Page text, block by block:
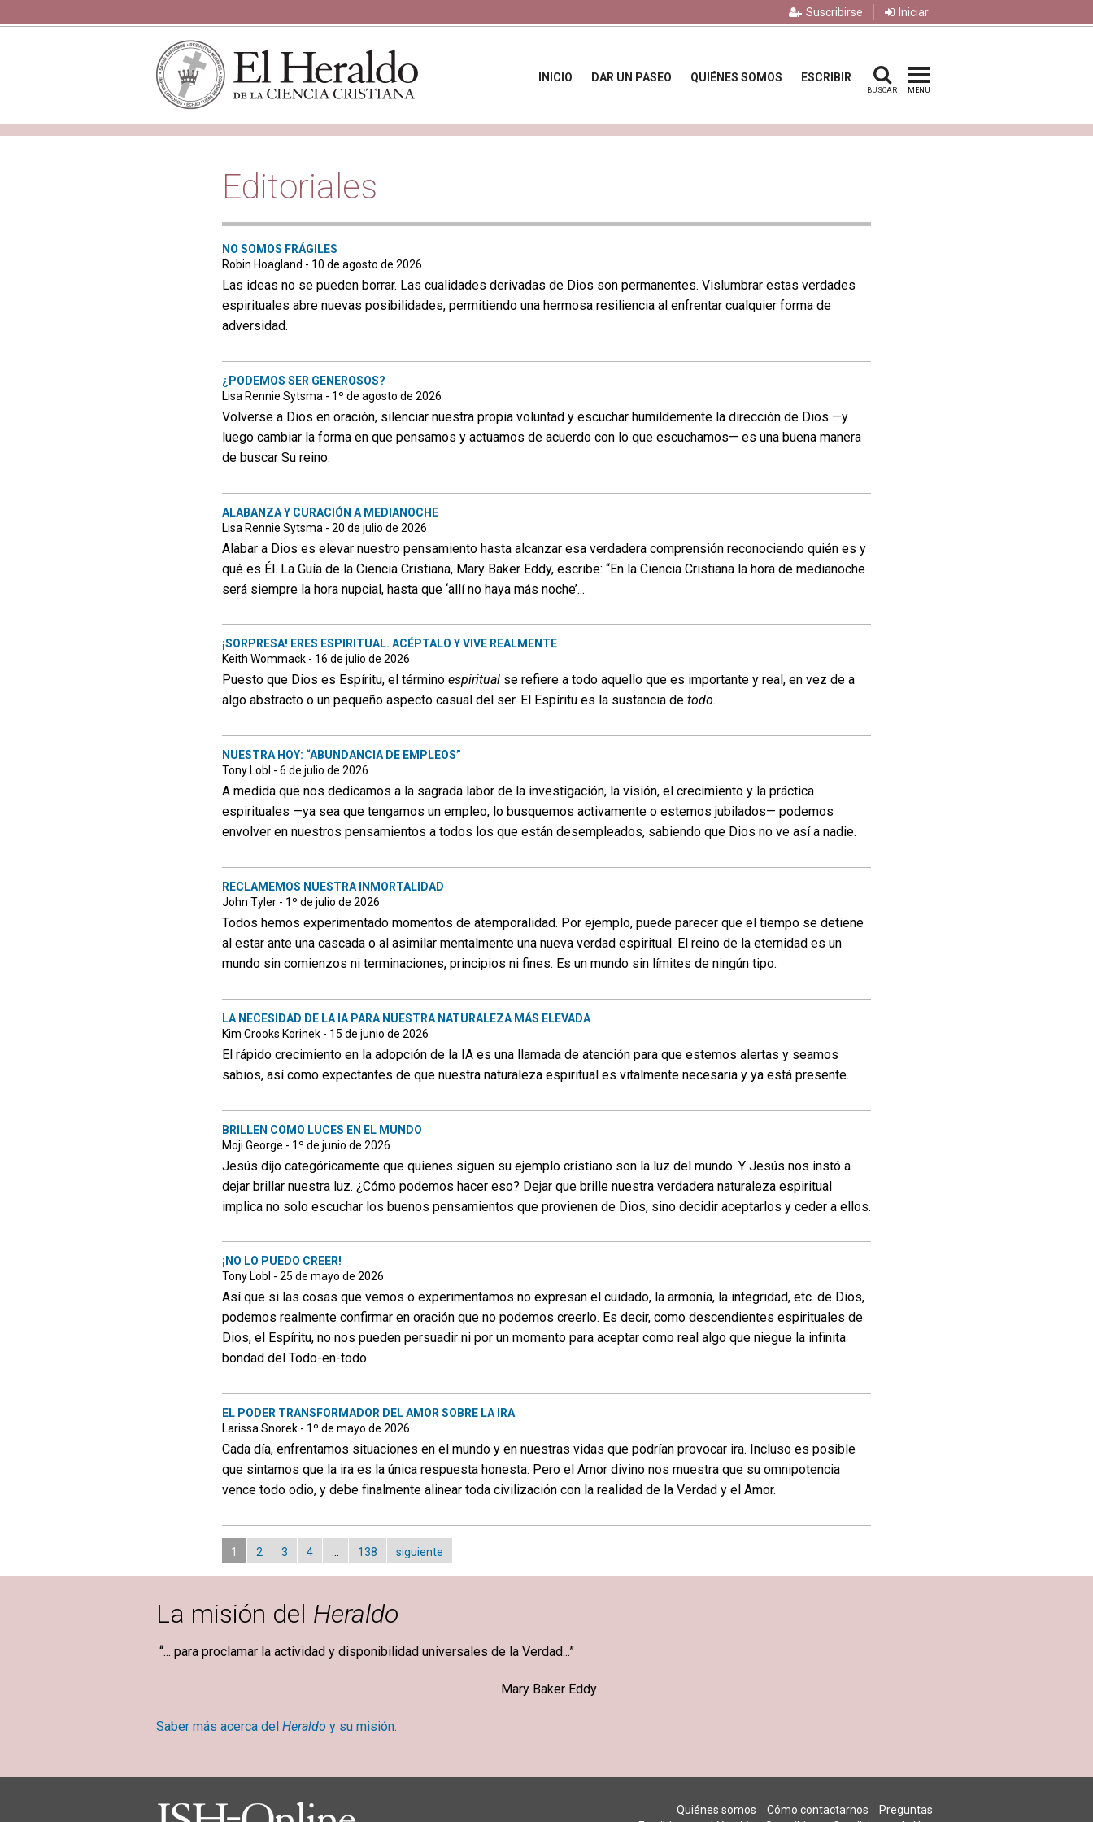
Suscribirse Iniciar
INICIO DAR UN PASEO QUIÉNES SOMOS ESCRIBIR
BUSCAR MENU
Editoriales
NO SOMOS FRÁGILES
Robin Hoagland - 10 de agosto de 2026
Las ideas no se pueden borrar. Las cualidades derivadas de Dios son permanentes. Vislumbrar estas verdades
espirituales abre nuevas posibilidades, permitiendo una hermosa resiliencia al enfrentar cualquier forma de
adversidad.
¿PODEMOS SER GENEROSOS?
Lisa Rennie Sytsma - 1º de agosto de 2026
Volverse a Dios en oración, silenciar nuestra propia voluntad y escuchar humildemente la dirección de Dios —y
luego cambiar la forma en que pensamos y actuamos de acuerdo con lo que escuchamos— es una buena manera
de buscar Su reino.
ALABANZA Y CURACIÓN A MEDIANOCHE
Lisa Rennie Sytsma - 20 de julio de 2026
Alabar a Dios es elevar nuestro pensamiento hasta alcanzar esa verdadera comprensión reconociendo quién es y
qué es Él. La Guía de la Ciencia Cristiana, Mary Baker Eddy, escribe: “En la Ciencia Cristiana la hora de medianoche
será siempre la hora nupcial, hasta que ‘allí no haya más noche’...
¡SORPRESA! ERES ESPIRITUAL. ACÉPTALO Y VIVE REALMENTE
Keith Wommack - 16 de julio de 2026
Puesto que Dios es Espíritu, el término espiritual se refiere a todo aquello que es importante y real, en vez de a
algo abstracto o un pequeño aspecto casual del ser. El Espíritu es la sustancia de todo.
NUESTRA HOY: “ABUNDANCIA DE EMPLEOS”
Tony Lobl - 6 de julio de 2026
A medida que nos dedicamos a la sagrada labor de la investigación, la visión, el crecimiento y la práctica
espirituales —ya sea que tengamos un empleo, lo busquemos activamente o estemos jubilados— podemos
envolver en nuestros pensamientos a todos los que están desempleados, sabiendo que Dios no ve así a nadie.
RECLAMEMOS NUESTRA INMORTALIDAD
John Tyler - 1º de julio de 2026
Todos hemos experimentado momentos de atemporalidad. Por ejemplo, puede parecer que el tiempo se detiene
al estar ante una cascada o al asimilar mentalmente una nueva verdad espiritual. El reino de la eternidad es un
mundo sin comienzos ni terminaciones, principios ni fines. Es un mundo sin límites de ningún tipo.
LA NECESIDAD DE LA IA PARA NUESTRA NATURALEZA MÁS ELEVADA
Kim Crooks Korinek - 15 de junio de 2026
El rápido crecimiento en la adopción de la IA es una llamada de atención para que estemos alertas y seamos
sabios, así como expectantes de que nuestra naturaleza espiritual es vitalmente necesaria y ya está presente.
BRILLEN COMO LUCES EN EL MUNDO
Moji George - 1º de junio de 2026
Jesús dijo categóricamente que quienes siguen su ejemplo cristiano son la luz del mundo. Y Jesús nos instó a
dejar brillar nuestra luz. ¿Cómo podemos hacer eso? Dejar que brille nuestra verdadera naturaleza espiritual
implica no solo escuchar los buenos pensamientos que provienen de Dios, sino decidir aceptarlos y ceder a ellos.
¡NO LO PUEDO CREER!
Tony Lobl - 25 de mayo de 2026
Así que si las cosas que vemos o experimentamos no expresan el cuidado, la armonía, la integridad, etc. de Dios,
podemos realmente confirmar en oración que no podemos creerlo. Es decir, como descendientes espirituales de
Dios, el Espíritu, no nos pueden persuadir ni por un momento para aceptar como real algo que niegue la infinita
bondad del Todo-en-todo.
EL PODER TRANSFORMADOR DEL AMOR SOBRE LA IRA
Larissa Snorek - 1º de mayo de 2026
Cada día, enfrentamos situaciones en el mundo y en nuestras vidas que podrían provocar ira. Incluso es posible
que sintamos que la ira es la única respuesta honesta. Pero el Amor divino nos muestra que su omnipotencia
vence todo odio, y debe finalmente alinear toda civilización con la realidad de la Verdad y el Amor.
1 2 3 4 138 siguiente
La misión del Heraldo
“... para proclamar la actividad y disponibilidad universales de la Verdad...”
Mary Baker Eddy
Saber más acerca del Heraldo y su misión.
Quiénes somos Cómo contactarnos
Preguntas